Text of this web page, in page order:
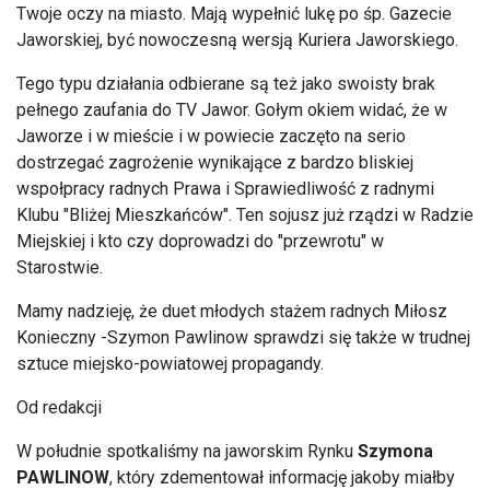
Twoje oczy na miasto. Mają wypełnić lukę po śp. Gazecie
Jaworskiej, być nowoczesną wersją Kuriera Jaworskiego.
Tego typu działania odbierane są też jako swoisty brak
pełnego zaufania do TV Jawor. Gołym okiem widać, że w
Jaworze i w mieście i w powiecie zaczęto na serio
dostrzegać zagrożenie wynikające z bardzo bliskiej
wspołpracy radnych Prawa i Sprawiedliwość z radnymi
Klubu "Bliżej Mieszkańców". Ten sojusz już rządzi w Radzie
Miejskiej i kto czy doprowadzi do "przewrotu" w
Starostwie.
Mamy nadzieję, że duet młodych stażem radnych Miłosz
Konieczny -Szymon Pawlinow sprawdzi się także w trudnej
sztuce miejsko-powiatowej propagandy.
Od redakcji
W południe spotkaliśmy na jaworskim Rynku Szymona
PAWLINOW, który zdementował informację jakoby miałby